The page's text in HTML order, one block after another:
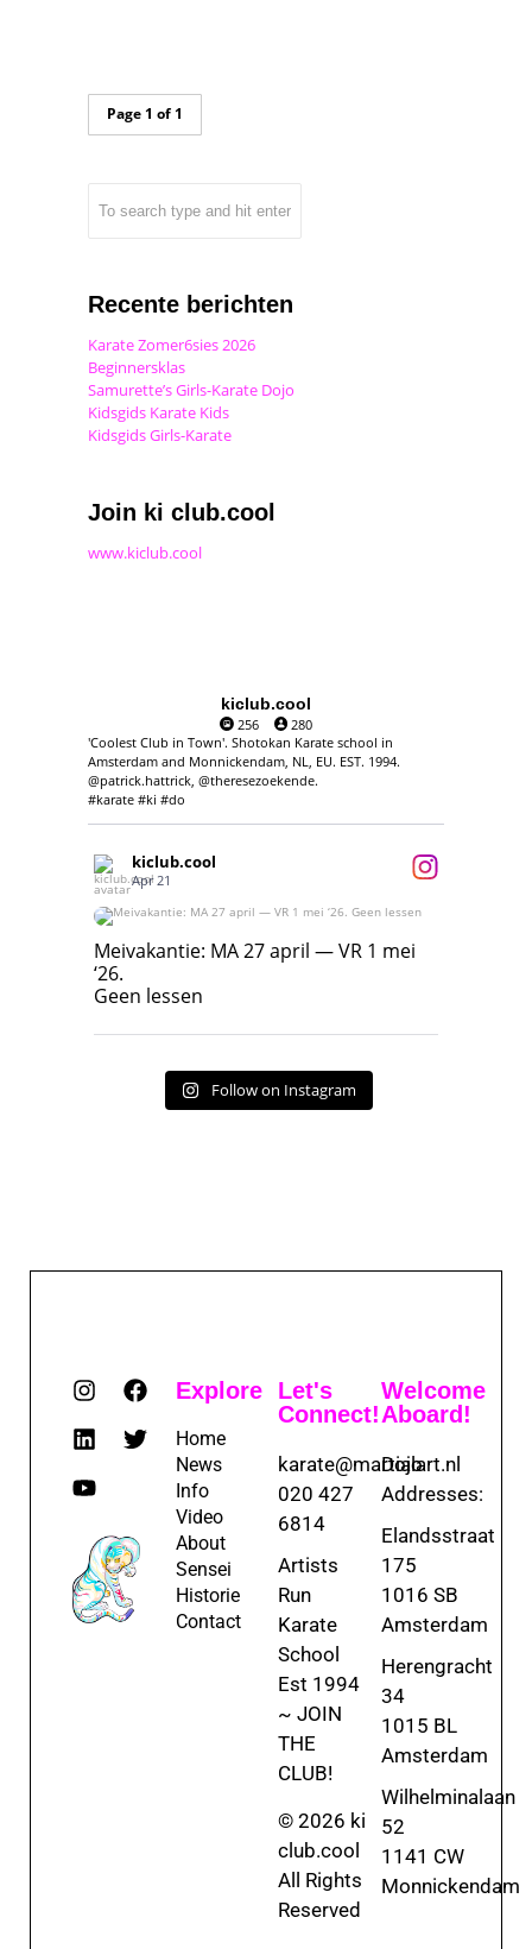
Page 1 of 1
Recente berichten
Karate Zomer6sies 2026
Beginnersklas
Samurette’s Girls-Karate Dojo
Kidsgids Karate Kids
Kidsgids Girls-Karate
Join ki club.cool
www.kiclub.cool
kiclub.cool
256
280
'Coolest Club in Town'. Shotokan Karate school in
Amsterdam and Monnickendam, NL, EU. EST. 1994.
@patrick.hattrick, @theresezoekende.
#karate #ki #do
kiclub.cool
Apr 21
Meivakantie: MA 27 april — VR 1 mei ‘26.
Geen lessen
Meivakantie: MA 27 april — VR 1 mei
‘26.
Geen lessen
Follow on Instagram
Explore
Home
News
Info
Video
About
Sensei
Historie
Contact
Let's
Connect!
karate@martialart.nl
020 427
6814
Artists
Run
Karate
School
Est 1994
~ JOIN
THE
CLUB!
© 2026 ki
club.cool
All Rights
Reserved
Welcome
Aboard!
Dojo
Addresses:
Elandsstraat
175
1016 SB
Amsterdam
Herengracht
34
1015 BL
Amsterdam
Wilhelminalaan
52
1141 CW
Monnickendam